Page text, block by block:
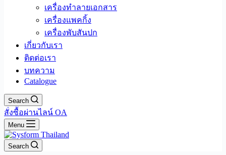
เครื่องทำลายเอกสาร
เครื่องแพคกิ้ง
เครื่องพับสันปก
เกี่ยวกับเรา
ติดต่อเรา
บทความ
Catalogue
Search
สั่งซื้อผ่านไลน์ OA
Menu
Search